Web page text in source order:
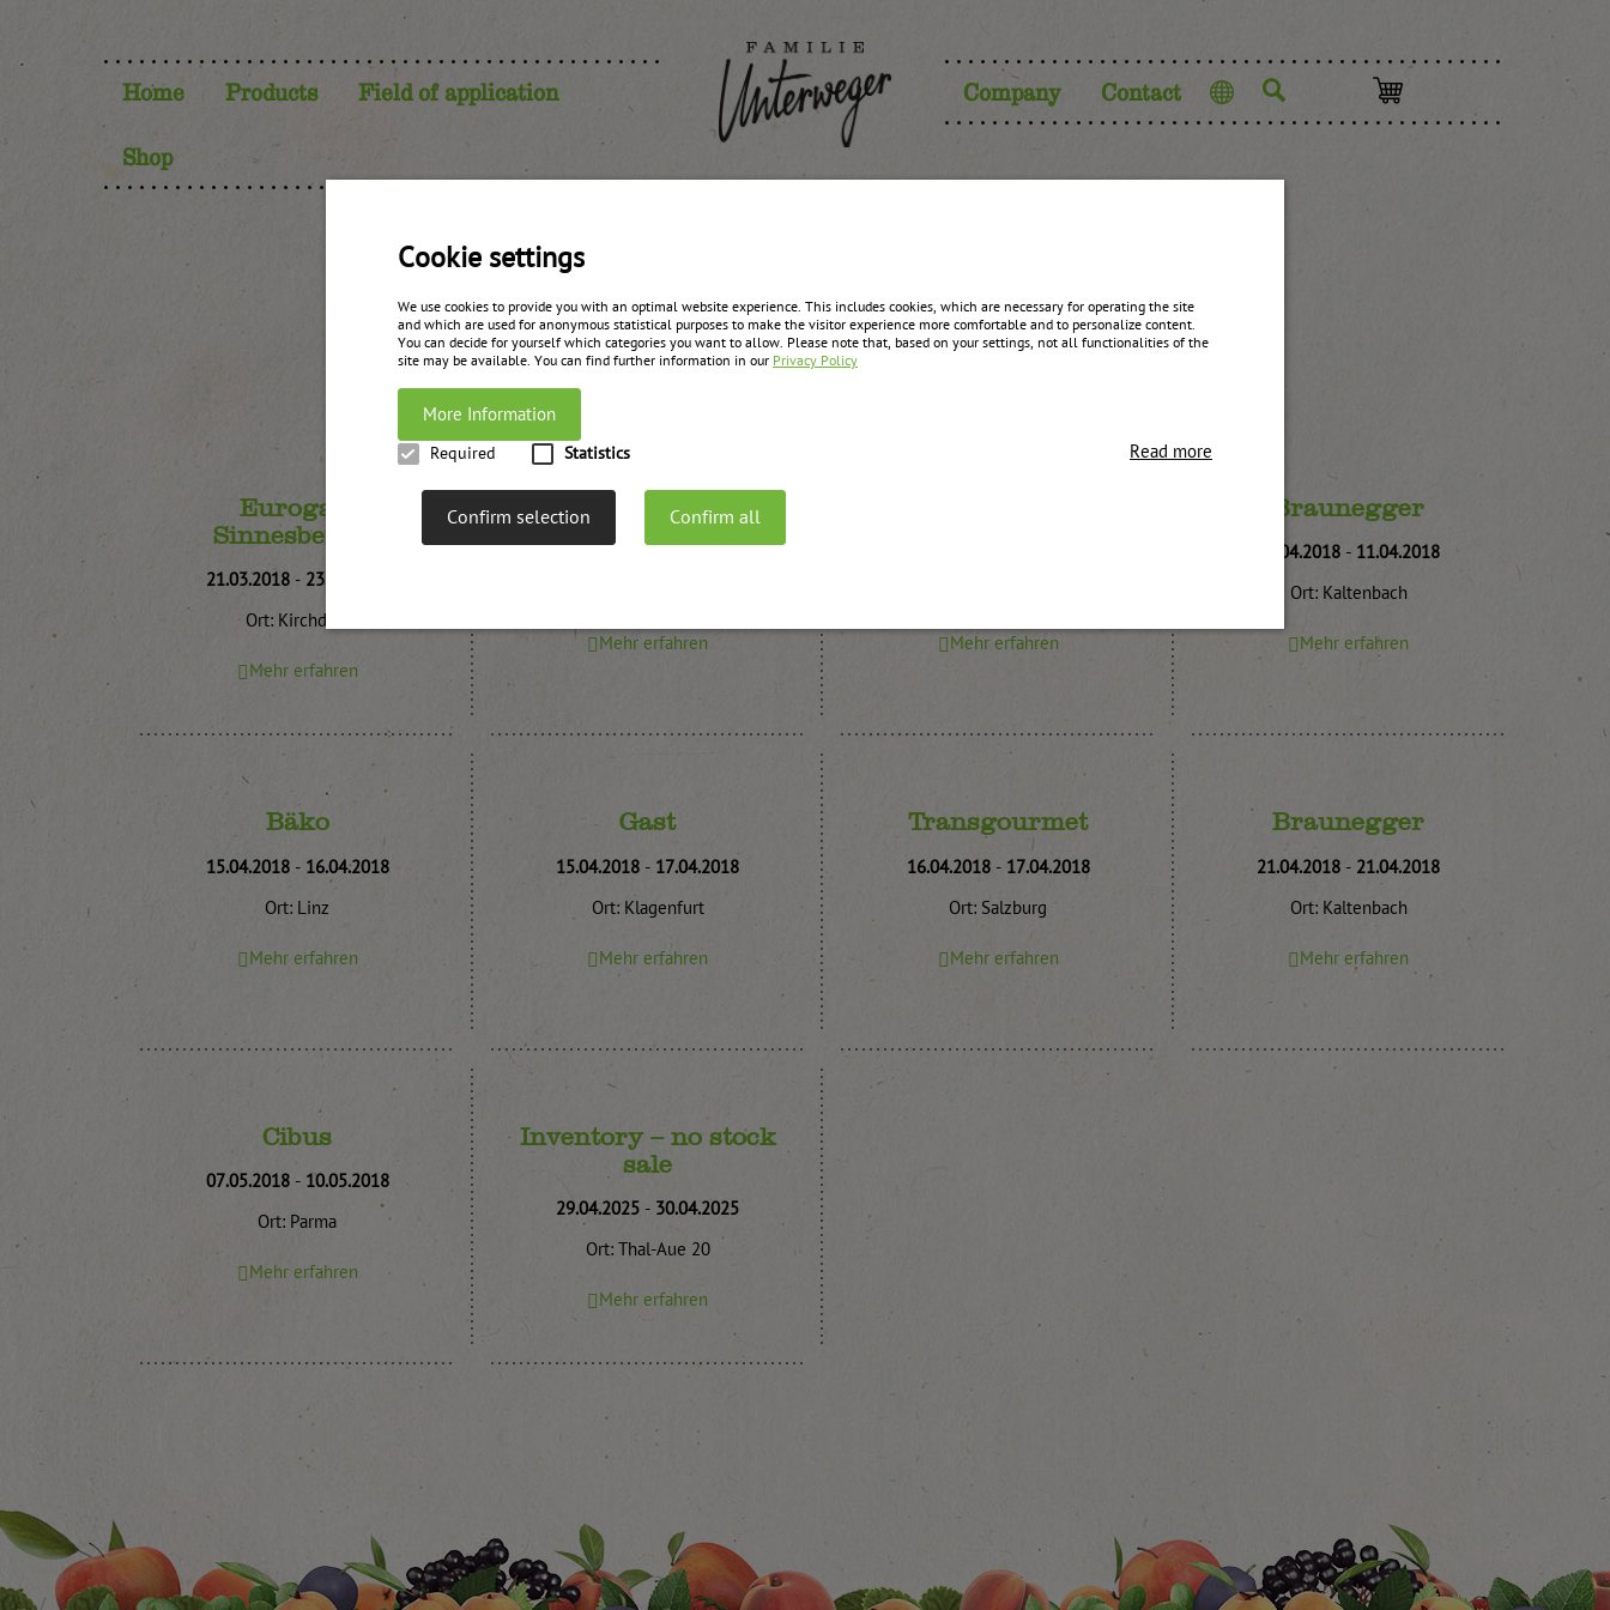
Cookie settings
We use cookies to provide you with an optimal website experience. This includes cookies, which are necessary for operating the site
and which are used for anonymous statistical purposes to make the visitor experience more comfortable and to personalize content.
You can decide for yourself which categories you want to allow. Please note that, based on your settings, not all functionalities of the
site may be available. You can find further information in our Privacy Policy
More Information
Required Statistics Read more
Confirm selection Confirm all
Home Products Field of application
Shop
Company Contact Language
Fairs-archive
Eurogast
Sinnesberger
21.03.2018- 23.03.2018
Ort: Kirchdorf
Mehr erfahren
Eurogast Grissemann
Mehr erfahren Mehr erfahren
Braunegger
10.04.2018 - 11.04.2018
Ort: Kaltenbach
Mehr erfahren
Bäko
15.04.2018- 16.04.2018
Ort: Linz
Mehr erfahren
Gast
15.04.2018 - 17.04.2018
Ort: Klagenfurt
Mehr erfahren
Transgourmet
16.04.2018- 17.04.2018
Ort: Salzburg
Mehr erfahren
Braunegger
21.04.2018 - 21.04.2018
Ort: Kaltenbach
Mehr erfahren
Cibus
07.05.2018- 10.05.2018
Ort: Parma
Mehr erfahren
Inventory – no stock
sale
29.04.2025 - 30.04.2025
Ort: Thal-Aue 20
Mehr erfahren